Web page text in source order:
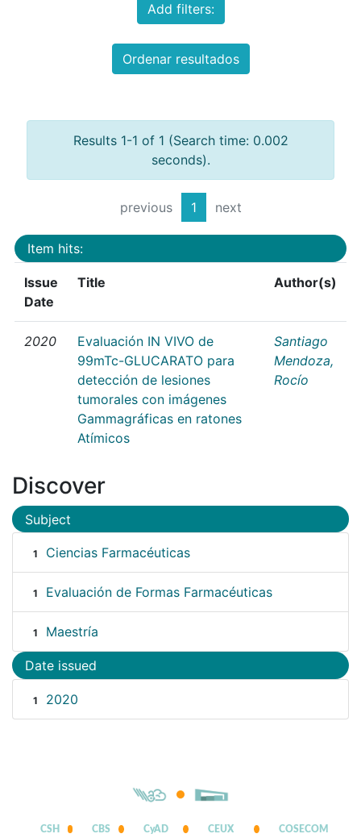
Add filters:
Ordenar resultados
Results 1-1 of 1 (Search time: 0.002
seconds).
previous 1 next
Item hits:
Issue
Date
Title Author(s)
2020
Evaluación IN VIVO de
99mTc-GLUCARATO para
detección de lesiones
tumorales con imágenes
Gammagráficas en ratones
Atímicos
Santiago
Mendoza,
Rocío
Discover
Subject
1 Ciencias Farmacéuticas
1 Evaluación de Formas Farmacéuticas
1 Maestría
Date issued
1 2020
CSH CBS CyAD CEUX COSECOM